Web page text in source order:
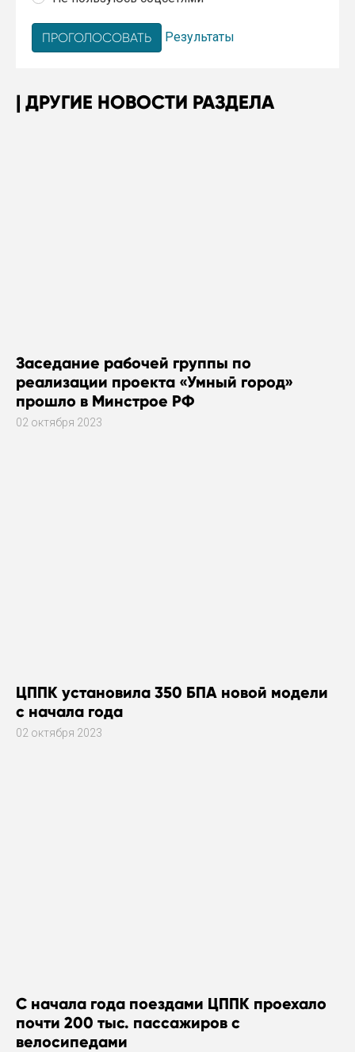
Результаты
ДРУГИЕ НОВОСТИ РАЗДЕЛА
Заседание рабочей группы по
реализации проекта «Умный город»
прошло в Минстрое РФ
02 октября 2023
ЦППК установила 350 БПА новой модели
с начала года
02 октября 2023
С начала года поездами ЦППК проехало
почти 200 тыс. пассажиров с
велосипедами